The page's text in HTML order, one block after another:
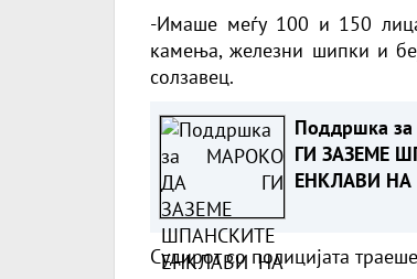
-Имаше меѓу 100 и 150
камења, железни шипки и
солзавец.
Поддршка
ГИ ЗАЗЕМЕ
ЕНКЛАВИ НА
Судирот со полицијата